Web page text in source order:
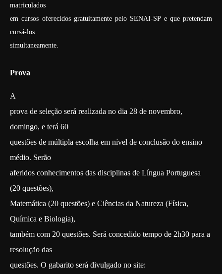
matriculados
em cursos oferecidos gratuitamente pelo SENAI-SP e que pretendam
cursá-los
simultaneamente.
Prova
A
prova de seleção será realizada no dia 28 de novembro,
domingo, e terá 60
questões de múltipla escolha em nível de conclusão do ensino
médio. Serão
aferidos conhecimentos das disciplinas de Língua Portuguesa
(20 questões),
Matemática (20 questões) e Ciências da Natureza (Física,
Química e Biologia),
também com 20 questões. Será concedido tempo de 2h30 para a
resolução das
questões. O gabarito será divulgado no site: